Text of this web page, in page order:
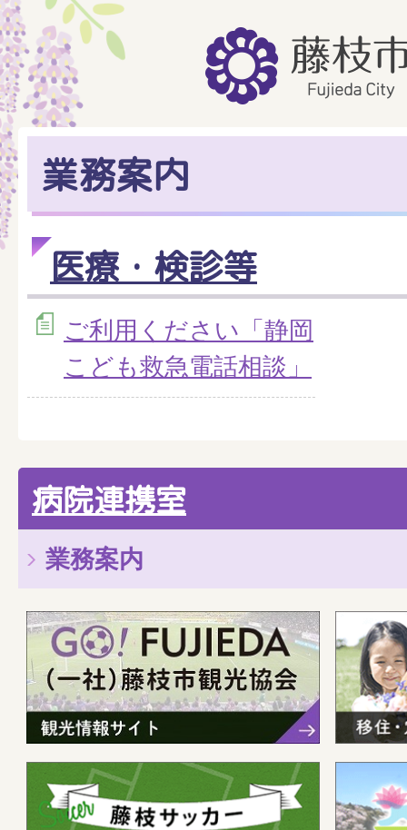
業務案内
医療・検診等
ご利用ください「静岡
こども救急電話相談」
病院連携室
業務案内